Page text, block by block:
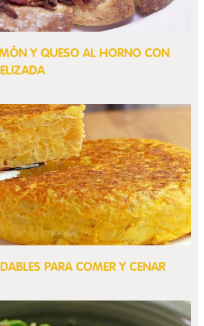
Y QUESO AL HORNO CON
PARA COMER Y CENAR